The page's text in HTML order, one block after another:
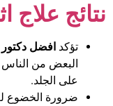
نتائج علاج
تؤكد افضل
البعض من
على الجلد.
ضرورة الخضوع